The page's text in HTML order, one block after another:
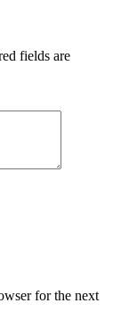
fields are
for the next